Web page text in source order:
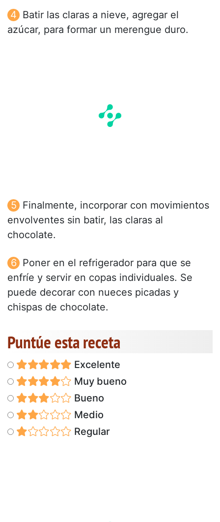
Batir las claras a nieve, agregar el
azúcar, para formar un merengue duro.
Finalmente, incorporar con movimientos
envolventes sin batir, las claras al
chocolate.
Poner en el refrigerador para que se
enfríe y servir en copas individuales. Se
puede decorar con nueces picadas y
chispas de chocolate.
Puntúe esta receta
Excelente
Muy bueno
Bueno
Medio
Regular